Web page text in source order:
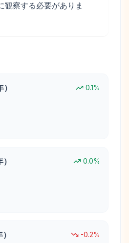
観察する必要がありま
） 0.1%
） 0.0%
） -0.2%